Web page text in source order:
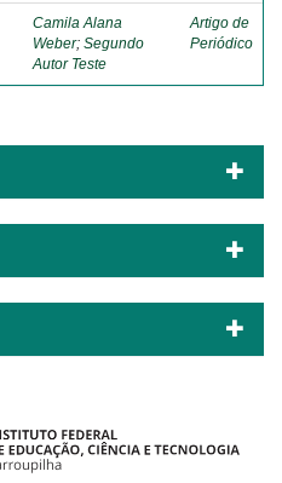
Camila Alana
Weber; Segundo
Autor Teste
Artigo de
Periódico